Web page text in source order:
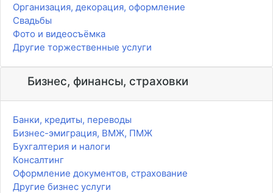
Организация, декорация, оформление
Свадьбы
Фото и видеосъёмка
Другие торжественные услуги
Бизнес, финансы, страховки
Банки, кредиты, переводы
Бизнес-эмиграция, ВМЖ, ПМЖ
Бухгалтерия и налоги
Консалтинг
Оформление документов, страхование
Другие бизнес услуги